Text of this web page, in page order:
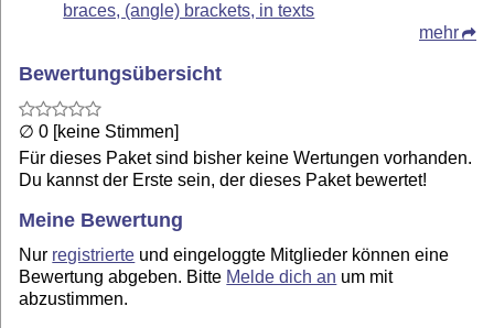
braces, (angle) brackets, in texts
mehr
Bewertungsübersicht
∅ 0 [keine Stimmen]
Für dieses Paket sind bisher keine Wertungen vorhanden.
Du kannst der Erste sein, der dieses Paket bewertet!
Meine Bewertung
Nur registrierte und eingeloggte Mitglieder können eine
Bewertung abgeben. Bitte Melde dich an um mit
abzustimmen.